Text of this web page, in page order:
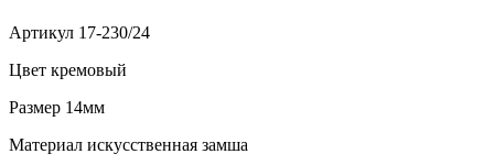
Артикул 17-230/24
Цвет кремовый
Размер 14мм
Материал искусственная замша